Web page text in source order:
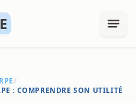
/
: COMPRENDRE SON UTILITÉ